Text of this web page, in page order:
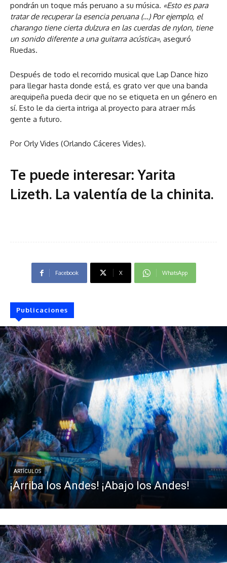
pondrán un toque más peruano a su música. «Esto es para
tratar de recuperar la esencia peruana (…) Por ejemplo, el
charango tiene cierta dulzura en las cuerdas de nylon, tiene
un sonido diferente a una guitarra acústica», aseguró
Ruedas.
Después de todo el recorrido musical que Lap Dance hizo
para llegar hasta donde está, es grato ver que una banda
arequipeña pueda decir que no se etiqueta en un género en
sí. Esto le da cierta intriga al proyecto para atraer más
gente a futuro.
Por Orly Vides (Orlando Cáceres Vides).
Te puede interesar:Yarita
Lizeth. La valentía de la chinita.
Facebook X WhatsApp
Publicaciones
ARTÍCULOS
¡Arriba los Andes! ¡Abajo los Andes!